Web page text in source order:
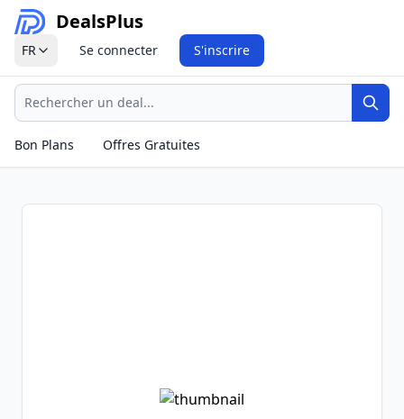
DealsPlus
FR Se connecter S'inscrire
Recherche
Bon Plans
Offres Gratuites